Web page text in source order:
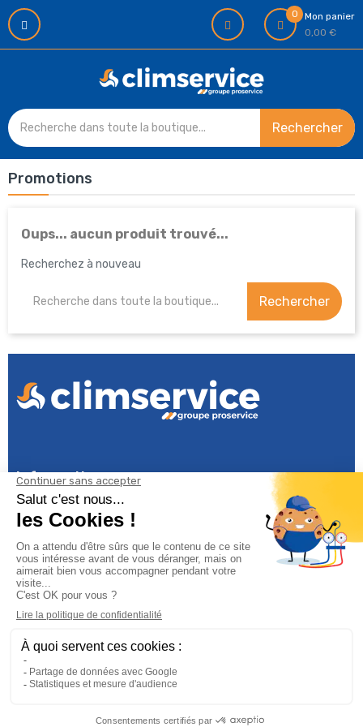
0
Mon panier
0,00 €
Rechercher
Promotions
Oups... aucun produit trouvé...
Recherchez à nouveau
Rechercher
Informations
Climservice 
Informations 
Votre compte
Inscrivez-vous à notre newsletter